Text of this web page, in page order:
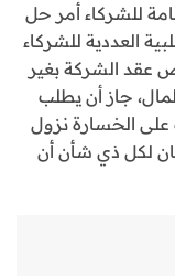
للشركاء أمر حل
العددية للشركاء
عقد الشركة بغير
جاز أن يطلب
على الخسارة نزول
لكل ذي شأن أن